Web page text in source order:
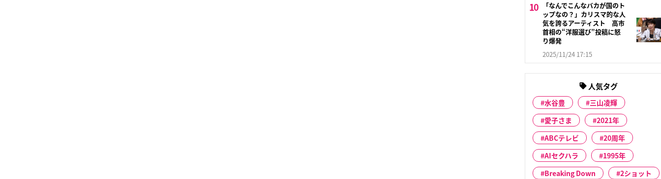
「なんでこんなバカが国のト
ップなの？」カリスマ的な人
気を誇るアーティスト 高市
首相の“洋服選び”投稿に怒
り爆発
2025/11/24 17:15
人気タグ
水谷豊
三山凌輝
愛子さま
2021年
ABCテレビ
20周年
AIセクハラ
1995年
Breaking Down
2ショット